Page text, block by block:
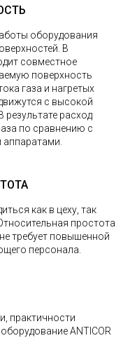
оборудования
В
совместное
поверхность
газа и нагретых
с высокой
расход
по сравнению с
как в цеху, так
простота
требует повышенной
персонала.
практичности
ANTICOR